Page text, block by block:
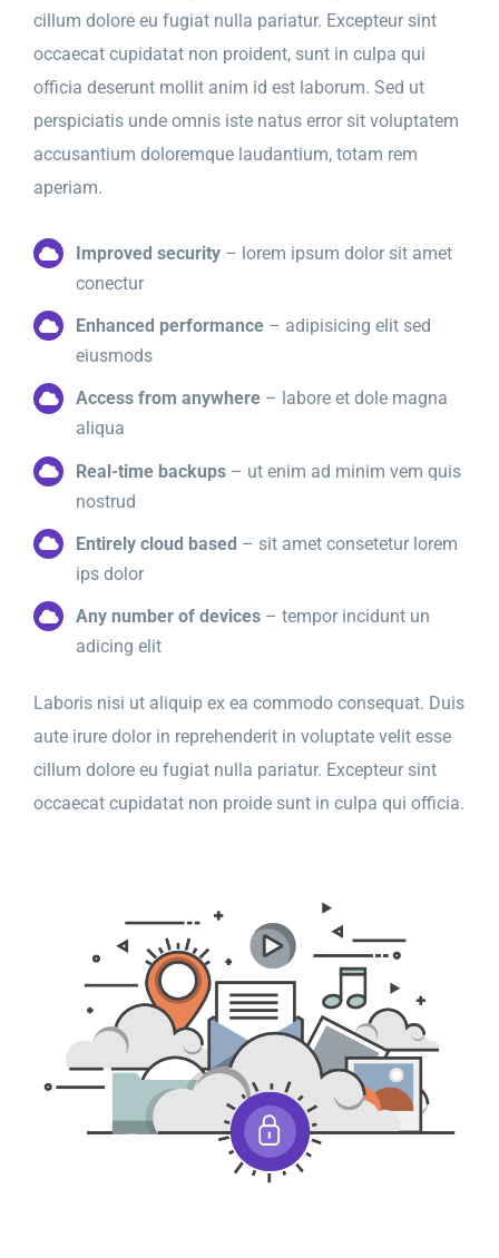
cillum dolore eu fugiat nulla pariatur. Excepteur sint
occaecat cupidatat non proident, sunt in culpa qui
officia deserunt mollit anim id est laborum. Sed ut
perspiciatis unde omnis iste natus error sit voluptatem
accusantium doloremque laudantium, totam rem
aperiam.
Improved security – lorem ipsum dolor sit amet
conectur
Enhanced performance – adipisicing elit sed
eiusmods
Access from anywhere – labore et dole magna
aliqua
Real-time backups – ut enim ad minim vem quis
nostrud
Entirely cloud based – sit amet consetetur lorem
ips dolor
Any number of devices – tempor incidunt un
adicing elit
Laboris nisi ut aliquip ex ea commodo consequat. Duis
aute irure dolor in reprehenderit in voluptate velit esse
cillum dolore eu fugiat nulla pariatur. Excepteur sint
occaecat cupidatat non proide sunt in culpa qui officia.